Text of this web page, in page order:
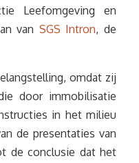
Leefomgeving en
van SGS Intron, de
omdat zij
door immobilisatie
in het milieu
de presentaties van
de conclusie dat het